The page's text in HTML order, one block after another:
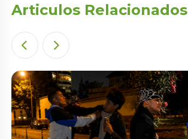
Articulos Relacionados